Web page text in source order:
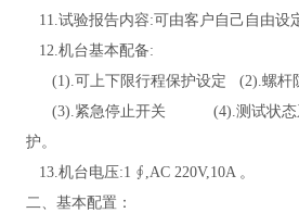
11.试验报告内容:可由客户自己自由设
12.机台基本配备:
(1).可上下限行程保护设定 (2).螺杆
(3).紧急停止开关 (4).测试状态
护。
13.机台电压:1 ∮,AC 220V,10A 。
二、基本配置：